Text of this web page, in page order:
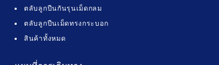
ตลับลูกปืนกันรุนเม็ดกลม
ตลับลูกปืนเม็ดทรงกระบอก
สินค้าทั้งหมด